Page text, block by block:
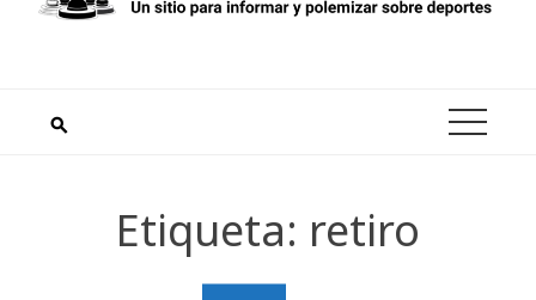
Etiqueta: retiro